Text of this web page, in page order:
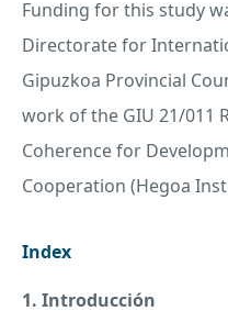
Funding for this study
Directorate for
Gipuzkoa Provincial
work of the GIU 21/011
Coherence for
Cooperation (Hegoa
Index
1. Introducción